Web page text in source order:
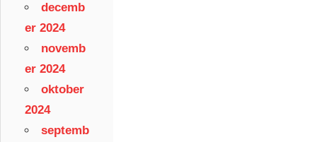
decemb
er 2024
novemb
er 2024
oktober
2024
septemb